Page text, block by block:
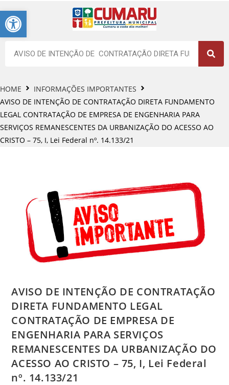
Barra de Ferramentas Aberta
HOME
INFORMAÇÕES IMPORTANTES
AVISO DE INTENÇÃO DE CONTRATAÇÃO DIRETA FUNDAMENTO
LEGAL CONTRATAÇÃO DE EMPRESA DE ENGENHARIA PARA
SERVIÇOS REMANESCENTES DA URBANIZAÇÃO DO ACESSO AO
CRISTO – 75, I, Lei Federal nº. 14.133/21
AVISO DE INTENÇÃO DE CONTRATAÇÃO
DIRETA FUNDAMENTO LEGAL
CONTRATAÇÃO DE EMPRESA DE
ENGENHARIA PARA SERVIÇOS
REMANESCENTES DA URBANIZAÇÃO DO
ACESSO AO CRISTO – 75, I, Lei Federal
nº. 14.133/21